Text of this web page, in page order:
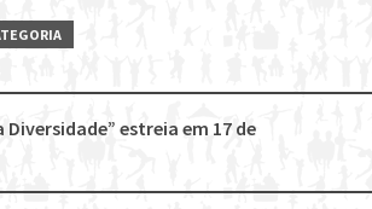
Diversidade” estreia em 17 de